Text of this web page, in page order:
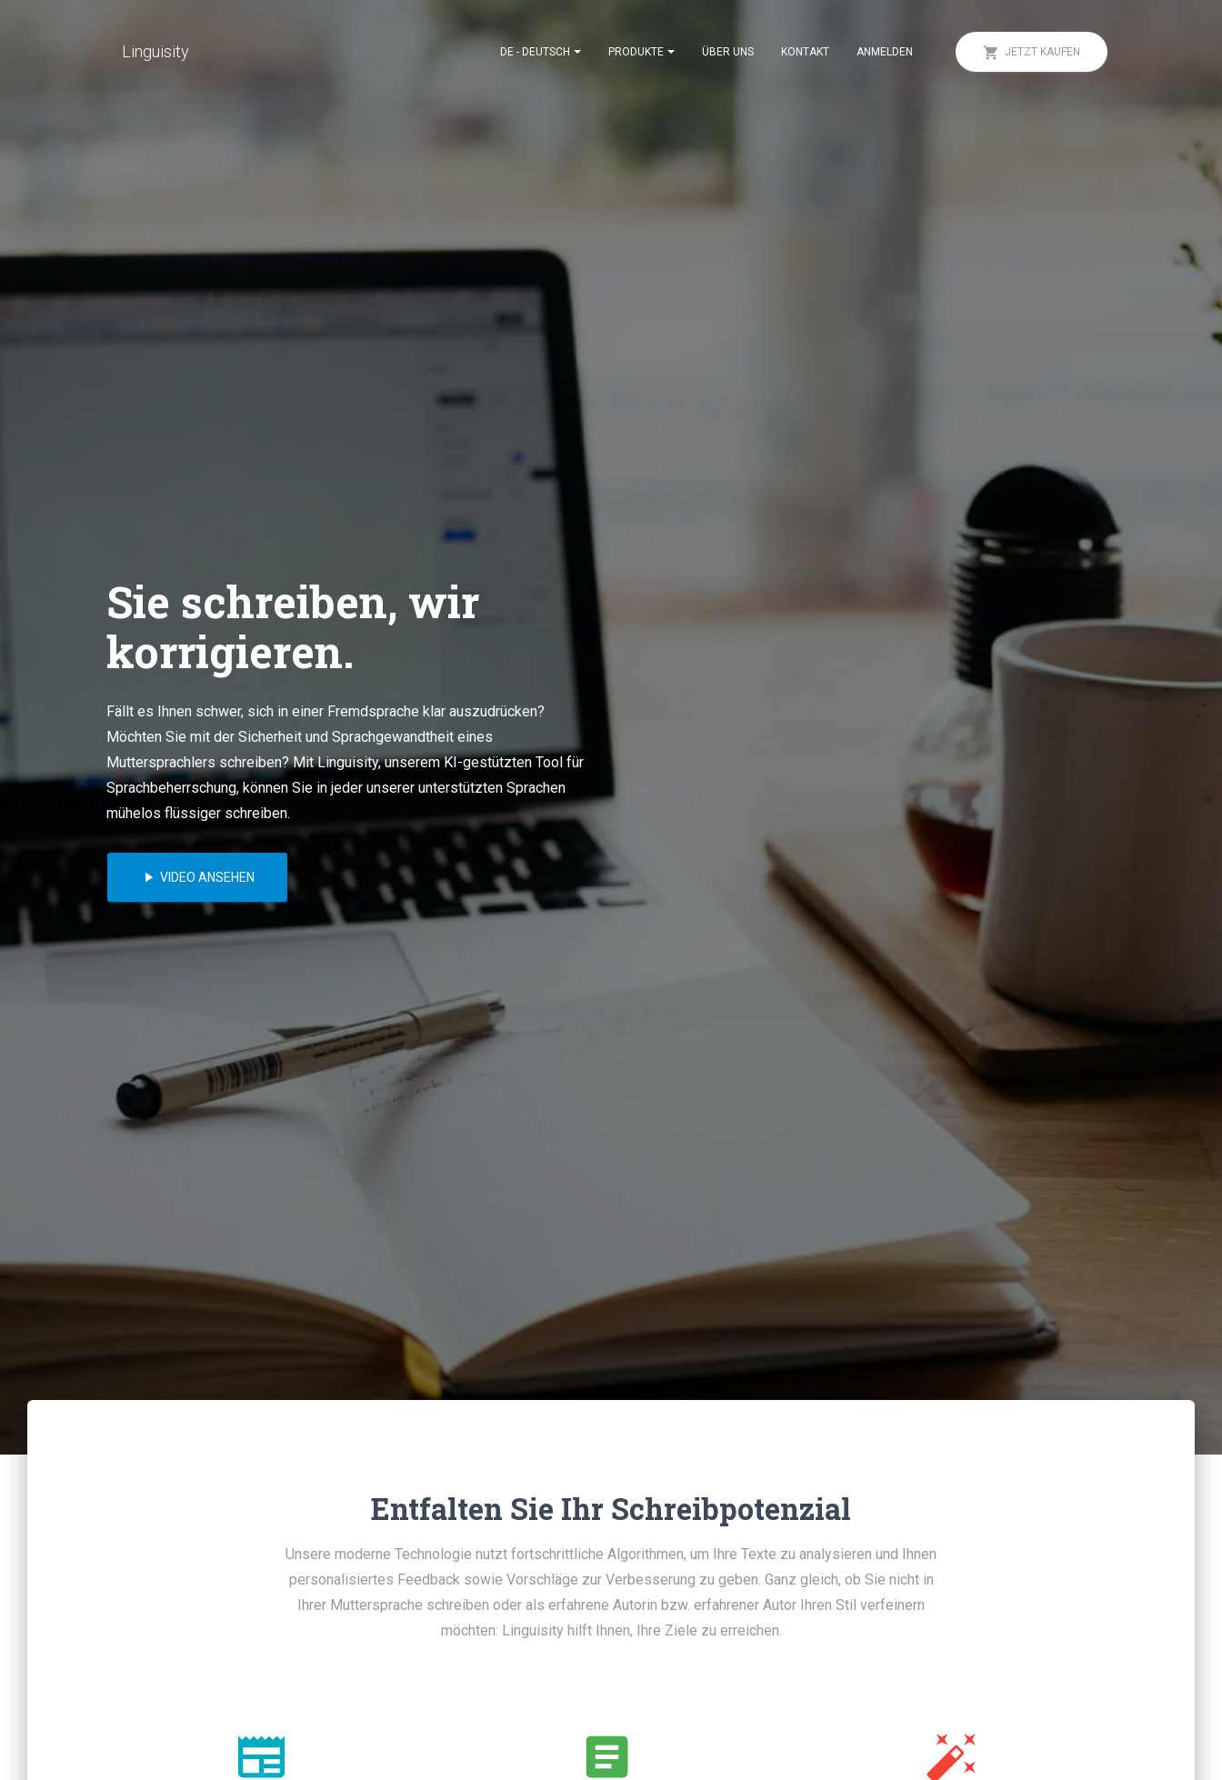
Linguisity DE - DEUTSCH PRODUKTE ÜBER UNS KONTAKT ANMELDEN JETZT KAUFEN
Sie schreiben, wir
korrigieren.
Fällt es Ihnen schwer, sich in einer Fremdsprache klar auszudrücken?
Möchten Sie mit der Sicherheit und Sprachgewandtheit eines
Muttersprachlers schreiben? Mit Linguisity, unserem KI-gestützten Tool für
Sprachbeherrschung, können Sie in jeder unserer unterstützten Sprachen
mühelos flüssiger schreiben.
VIDEO ANSEHEN
Entfalten Sie Ihr Schreibpotenzial
Unsere moderne Technologie nutzt fortschrittliche Algorithmen, um Ihre Texte zu analysieren und Ihnen
personalisiertes Feedback sowie Vorschläge zur Verbesserung zu geben. Ganz gleich, ob Sie nicht in
Ihrer Muttersprache schreiben oder als erfahrene Autorin bzw. erfahrener Autor Ihren Stil verfeinern
möchten: Linguisity hilft Ihnen, Ihre Ziele zu erreichen.